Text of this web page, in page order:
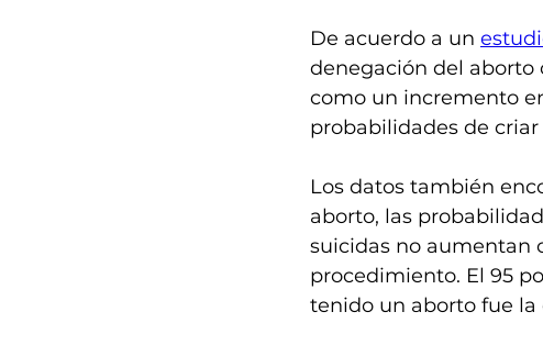
De acuerdo a un
denegación del aborto
como un incremento
probabilidades de
Los datos también
aborto, las
suicidas no aumentan
procedimiento. El 95
tenido un aborto fue la